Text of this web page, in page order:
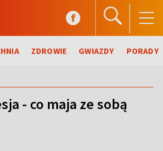
ZDROWIE GWIAZDY PORADY
- co maja ze sobą